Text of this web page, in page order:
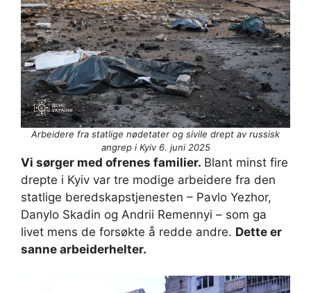
Arbeidere fra statlige nødetater og sivile drept av russisk
angrep i Kyiv 6. juni 2025
Vi sørger med ofrenes familier. Blant minst fire
drepte i Kyiv var tre modige arbeidere fra den
statlige beredskapstjenesten – Pavlo Yezhor,
Danylo Skadin og Andrii Remennyi – som ga
livet mens de forsøkte å redde andre. Dette er
sanne arbeiderhelter.